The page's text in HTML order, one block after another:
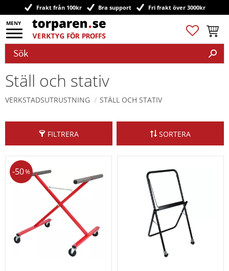
Meny
Frakt från 100kr Bra support Fri frakt över 3000kr
Favoriter
Ställ och stativ
VERKSTADSUTRUSTNING STÄLL OCH STATIV
FILTRERA SORTERA
50%